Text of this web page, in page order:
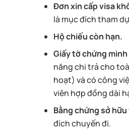
Đơn xin cấp visa
là mục đích tham
Hộ chiếu còn hạn.
Giấy tờ chứng
năng chi trả cho
hoạt) và có công
viên hợp đồng dài
Bằng chứng sở
đích chuyến đi.